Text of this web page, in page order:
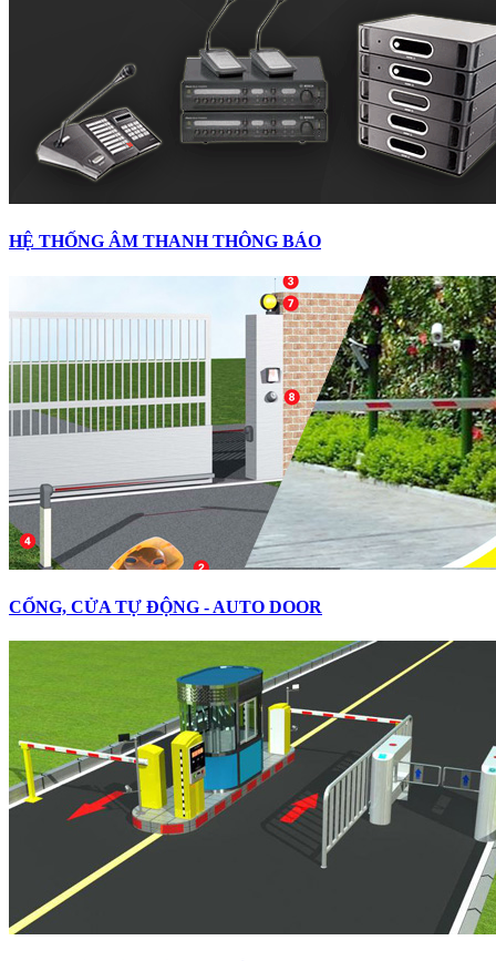
HỆ THỐNG ÂM THANH THÔNG BÁO
CỔNG, CỬA TỰ ĐỘNG - AUTO DOOR